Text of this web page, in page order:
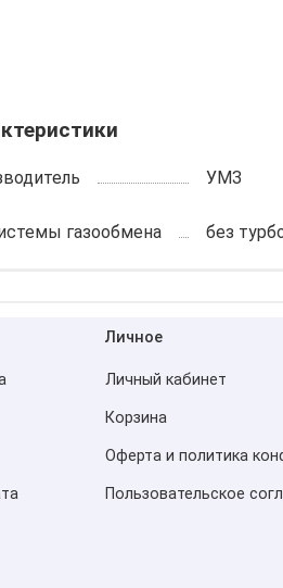
УМЗ
газообмена без
Личное
Личный кабинет
Корзина
Оферта и политика
Пользовательское